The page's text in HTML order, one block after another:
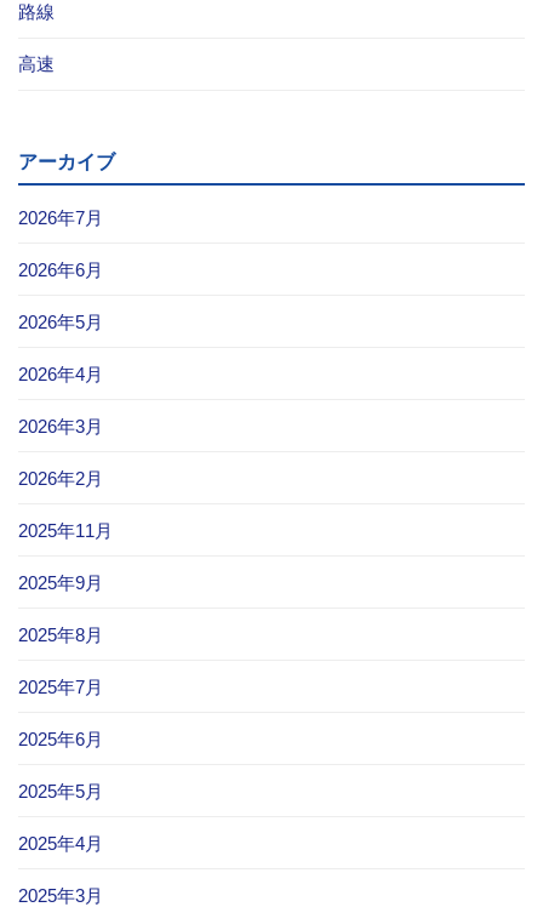
路線
高速
アーカイブ
2026年7月
2026年6月
2026年5月
2026年4月
2026年3月
2026年2月
2025年11月
2025年9月
2025年8月
2025年7月
2025年6月
2025年5月
2025年4月
2025年3月